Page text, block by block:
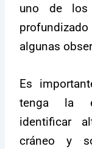
uno de los
algunas
Es
tenga la
identificar
cráneo y